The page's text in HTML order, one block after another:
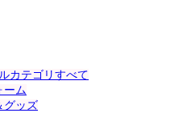
カテゴリすべて
ーム
グッズ